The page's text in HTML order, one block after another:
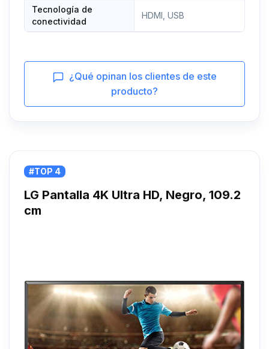
Tecnología de
conectividad
HDMI, USB
¿Qué opinan los clientes de este
producto?
#TOP 4
LG Pantalla 4K Ultra HD, Negro, 109.2
cm